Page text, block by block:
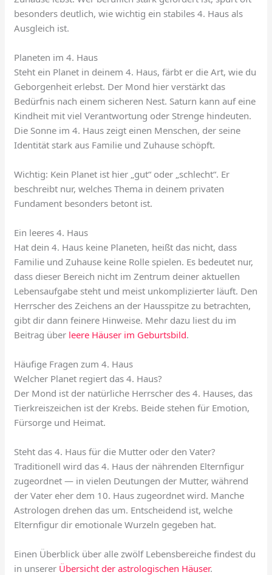
besonders deutlich, wie wichtig ein stabiles 4. Haus als
Ausgleich ist.
Planeten im 4. Haus
Steht ein Planet in deinem 4. Haus, färbt er die Art, wie du
Geborgenheit erlebst. Der Mond hier verstärkt das
Bedürfnis nach einem sicheren Nest. Saturn kann auf eine
Kindheit mit viel Verantwortung oder Strenge hindeuten.
Die Sonne im 4. Haus zeigt einen Menschen, der seine
Identität stark aus Familie und Zuhause schöpft.
Wichtig: Kein Planet ist hier „gut“ oder „schlecht“. Er
beschreibt nur, welches Thema in deinem privaten
Fundament besonders betont ist.
Ein leeres 4. Haus
Hat dein 4. Haus keine Planeten, heißt das nicht, dass
Familie und Zuhause keine Rolle spielen. Es bedeutet nur,
dass dieser Bereich nicht im Zentrum deiner aktuellen
Lebensaufgabe steht und meist unkomplizierter läuft. Den
Herrscher des Zeichens an der Hausspitze zu betrachten,
gibt dir dann feinere Hinweise. Mehr dazu liest du im
Beitrag über leere Häuser im Geburtsbild.
Häufige Fragen zum 4. Haus
Welcher Planet regiert das 4. Haus?
Der Mond ist der natürliche Herrscher des 4. Hauses, das
Tierkreiszeichen ist der Krebs. Beide stehen für Emotion,
Fürsorge und Heimat.
Steht das 4. Haus für die Mutter oder den Vater?
Traditionell wird das 4. Haus der nährenden Elternfigur
zugeordnet — in vielen Deutungen der Mutter, während
der Vater eher dem 10. Haus zugeordnet wird. Manche
Astrologen drehen das um. Entscheidend ist, welche
Elternfigur dir emotionale Wurzeln gegeben hat.
Einen Überblick über alle zwölf Lebensbereiche findest du
in unserer Übersicht der astrologischen Häuser.